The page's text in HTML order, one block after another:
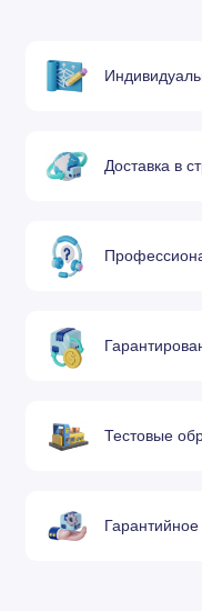
Возможность
транспортныхДоставка в
Тестовые